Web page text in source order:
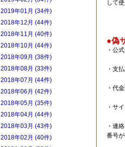
して
●偽
・公
・支
・代
・サ
・連
番号が
2019年01月 (34件)
2018年12月 (44件)
2018年11月 (40件)
2018年10月 (44件)
2018年09月 (38件)
2018年08月 (33件)
2018年07月 (44件)
2018年06月 (42件)
2018年05月 (35件)
2018年04月 (44件)
2018年03月 (43件)
2018年02月 (40件)